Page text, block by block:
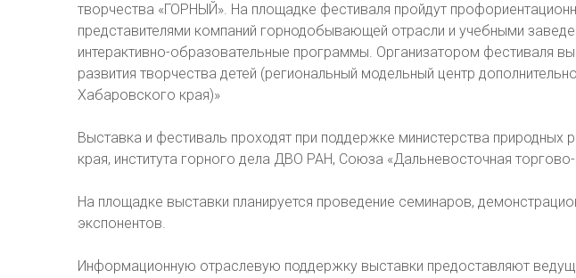
творчества «ГОРНЫЙ». На площадке фестиваля пройдут
представителями компаний горнодобывающей отрасли и учебными
интерактивно-образовательные программы. Организатором фестиваля
развития творчества детей (региональный модельный центр
Хабаровского края)»
Выставка и фестиваль проходят при поддержке министерства природных
края, института горного дела ДВО РАН, Союза «Дальневосточная
На площадке выставки планируется проведение семинаров,
экспонентов.
Информационную отраслевую поддержку выставки предоставляют